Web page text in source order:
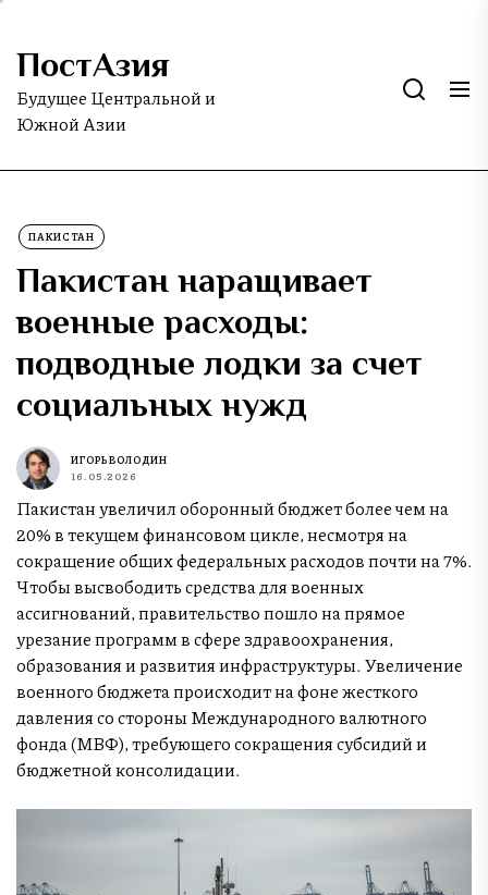
Skip
the
content
ПостАзия
Будущее Центральной и
Южной Азии
ПАКИСТАН
Пакистан наращивает
военные расходы:
подводные лодки за счет
социальных нужд
ИГОРЬ ВОЛОДИН
16.05.2026
Пакистан увеличил оборонный бюджет более чем на
20% в текущем финансовом цикле, несмотря на
сокращение общих федеральных расходов почти на 7%.
Чтобы высвободить средства для военных
ассигнований, правительство пошло на прямое
урезание программ в сфере здравоохранения,
образования и развития инфраструктуры. Увеличение
военного бюджета происходит на фоне жесткого
давления со стороны Международного валютного
фонда (МВФ), требующего сокращения субсидий и
бюджетной консолидации.